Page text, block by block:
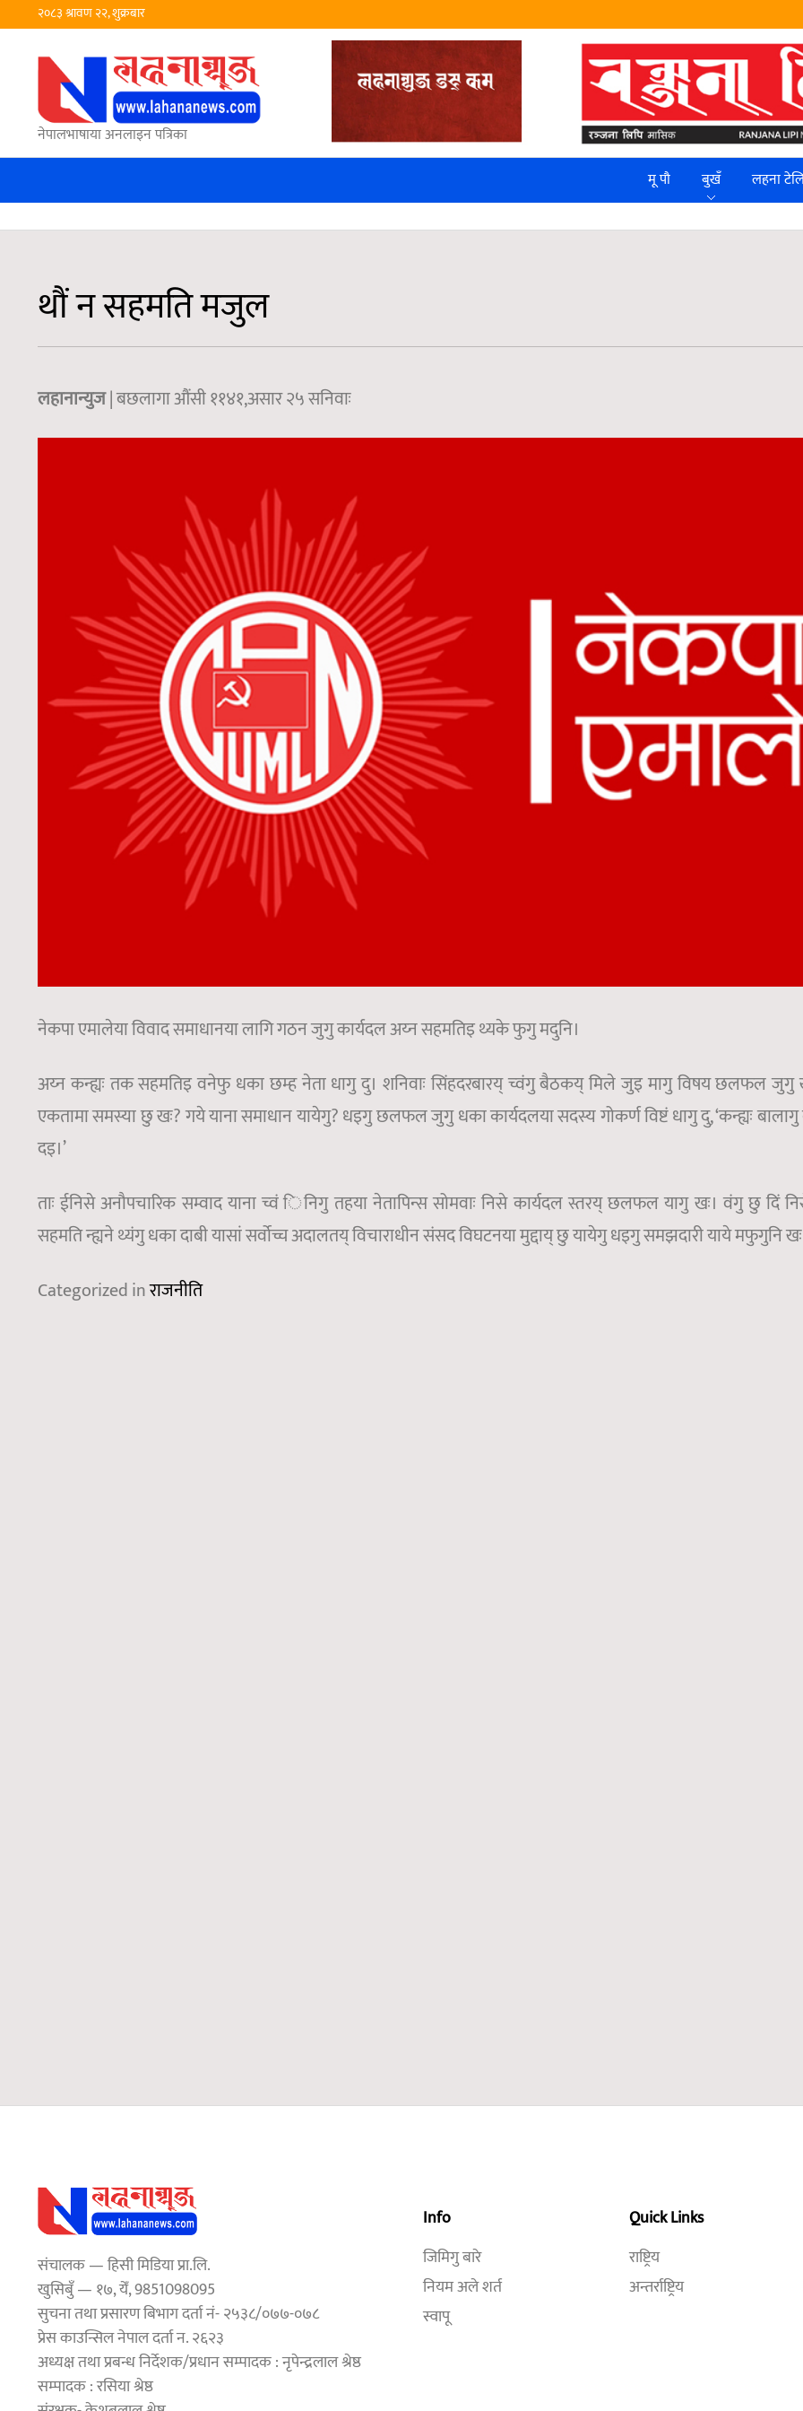
२०८३ श्रावण २२, शुक्रबार
नेपालभाषाया अनलाइन पत्रिका
मू पौ
बुखँ लहना
थौं न सहमति मजुल
लहानान्युज| बछलागा औंसी ११४१,असार २५ सनिवाः
नेकपा एमालेया विवाद समाधानया लागि गठन जुगु कार्यदल अय्न सहमतिइ थ्यके फुगु मदुनि।
अय्न कन्ह्यः तक सहमतिइ वनेफु धका छम्ह नेता धागु दु। शनिवाः सिंहदरबारय् च्वंगु बैठकय् मिले जुइ मागु विषय छलफल जुगु
एकतामा समस्या छु खः? गये याना समाधान यायेगु? धइगु छलफल जुगु धका कार्यदलया सदस्य गोकर्ण विष्टं धागु दु, ‘कन्ह्यः
दइ।’
ताः ईनिसे अनौपचारिक सम्वाद याना च्वं िनिगु तहया नेतापिन्स सोमवाः निसे कार्यदल स्तरय् छलफल यागु खः। वंगु छु दिं
सहमति न्ह्यने थ्यंगु धका दाबी यासां सर्वोच्च अदालतय् विचाराधीन संसद विघटनया मुद्दाय् छु यायेगु धइगु समझदारी याये मफुगुनि
Categorized inराजनीति
संचालक — हिसी मिडिया प्रा.लि.
खुसिबुँ — १७, येँ, 9851098095
सुचना तथा प्रसारण बिभाग दर्ता नं- २५३८/०७७-०७८
प्रेस काउन्सिल नेपाल दर्ता न. २६२३
अध्यक्ष तथा प्रबन्ध निर्देशक/प्रधान सम्पादक : नृपेन्द्रलाल श्रेष्ठ
सम्पादक : रसिया श्रेष्ठ
Info
जिमिगु बारे
नियम अले शर्त
स्वापू
Quick Links
राष्ट्रिय
अन्तर्राष्ट्रिय